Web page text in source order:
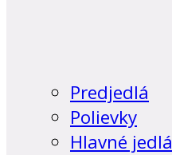
Predjedlá
Polievky
Hlavné jedlá